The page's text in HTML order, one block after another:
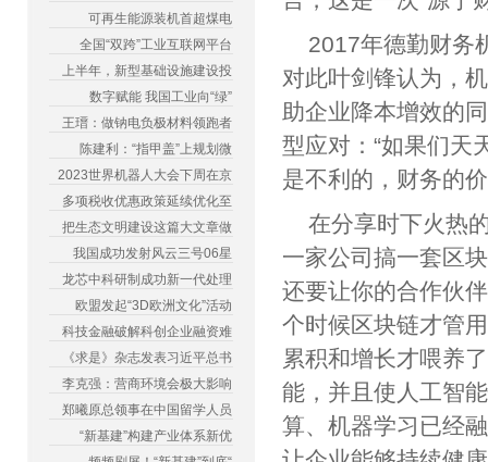
可再生能源装机首超煤电
全国“双跨”工业互联网平台
上半年，新型基础设施建设投
数字赋能 我国工业向“绿”
王瑨：做钠电负极材料领跑者
陈建利：“指甲盖”上规划微
2023世界机器人大会下周在京
多项税收优惠政策延续优化至
把生态文明建设这篇大文章做
我国成功发射风云三号06星
龙芯中科研制成功新一代处理
欧盟发起“3D欧洲文化”活动
科技金融破解科创企业融资难
《求是》杂志发表习近平总书
李克强：营商环境会极大影响
郑曦原总领事在中国留学人员
“新基建”构建产业体系新优
2017年德勤财务
对此叶剑锋认为，
助企业降本增效的
型应对：“如果们天
是不利的，财务的
在分享时下火热
一家公司搞一套区
还要让你的合作伙
个时候区块链才管
累积和增长才喂养
能，并且使人工智
算、机器学习已经